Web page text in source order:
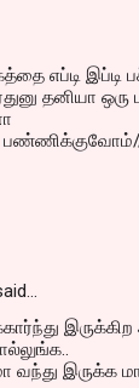
எப்டி
தனியா ஒரு
இருக்க